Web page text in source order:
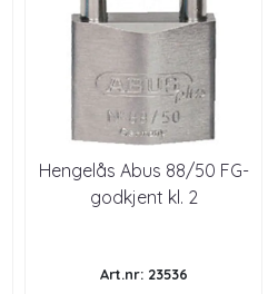
Hengelås Abus 88/50 FG-
godkjent kl. 2
Art.nr: 23536